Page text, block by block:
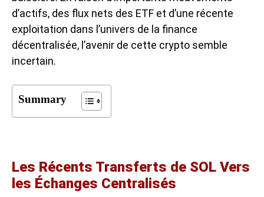
d’actifs, des flux nets des ETF et d’une récente
exploitation dans l’univers de la finance
décentralisée, l’avenir de cette crypto semble
incertain.
Summary
Les Récents Transferts de SOL Vers
les Échanges Centralisés